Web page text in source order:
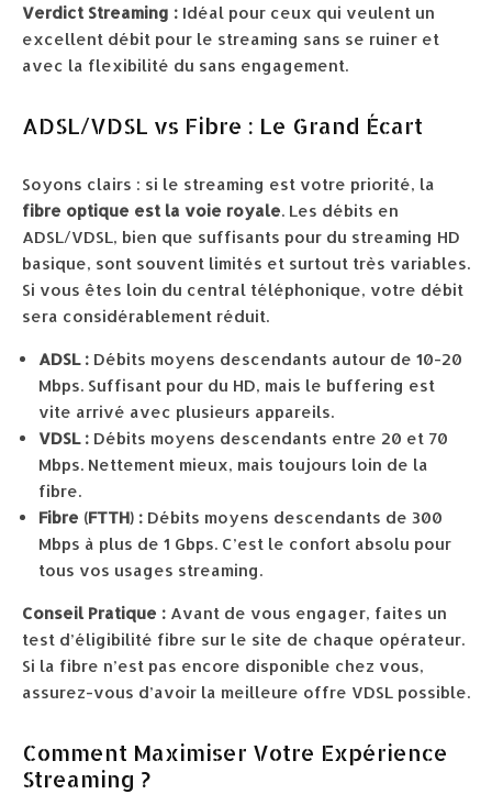
Verdict Streaming : Idéal pour ceux qui veulent un
excellent débit pour le streaming sans se ruiner et
avec la flexibilité du sans engagement.
ADSL/VDSL vs Fibre : Le Grand Écart
Soyons clairs : si le streaming est votre priorité, la
fibre optique est la voie royale. Les débits en
ADSL/VDSL, bien que suffisants pour du streaming HD
basique, sont souvent limités et surtout très variables.
Si vous êtes loin du central téléphonique, votre débit
sera considérablement réduit.
ADSL : Débits moyens descendants autour de 10-20
Mbps. Suffisant pour du HD, mais le buffering est
vite arrivé avec plusieurs appareils.
VDSL : Débits moyens descendants entre 20 et 70
Mbps. Nettement mieux, mais toujours loin de la
fibre.
Fibre (FTTH) : Débits moyens descendants de 300
Mbps à plus de 1 Gbps. C’est le confort absolu pour
tous vos usages streaming.
Conseil Pratique : Avant de vous engager, faites un
test d’éligibilité fibre sur le site de chaque opérateur.
Si la fibre n’est pas encore disponible chez vous,
assurez-vous d’avoir la meilleure offre VDSL possible.
Comment Maximiser Votre Expérience
Streaming ?